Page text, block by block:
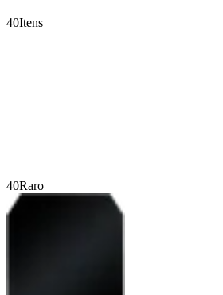
40Itens
40Raro